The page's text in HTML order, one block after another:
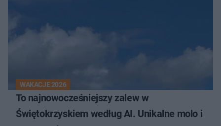
WAKACJE 2026
To najnowocześniejszy zalew w
Świętokrzyskiem według AI. Unikalne molo i